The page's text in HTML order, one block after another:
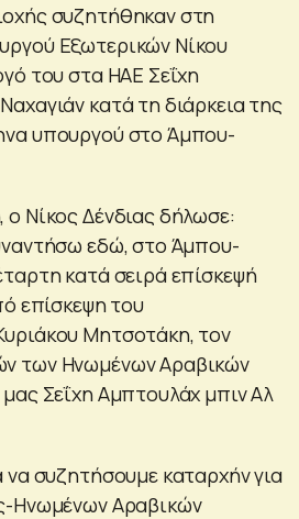
συζητήθηκαν στη
Εξωτερικών Νίκου
του στα ΗΑΕ Σεΐχη
κατά τη διάρκεια της
υπουργού στο Άμπου-
Νίκος Δένδιας δήλωσε:
εδώ, στο Άμπου-
κατά σειρά επίσκεψή
επίσκεψη του
Μητσοτάκη, τον
των Ηνωμένων Αραβικών
Σεΐχη Αμπτουλάχ μπιν Αλ
να συζητήσουμε καταρχήν για
Ηνωμένων Αραβικών